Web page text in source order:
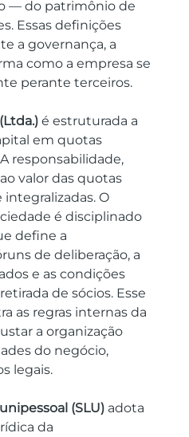
— do patrimônio de
Essas definições
a governança, a
como a empresa se
perante terceiros.
é estruturada a
em quotas
responsabilidade,
valor das quotas
O
é disciplinado
define a
de deliberação, a
e as condições
de sócios. Esse
as regras internas da
a organização
do negócio,
legais.
(SLU) adota
da